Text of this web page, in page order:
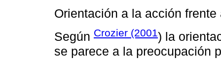
Orientación a la acción
Según Crozier (2001) la
se parece a la preocupación